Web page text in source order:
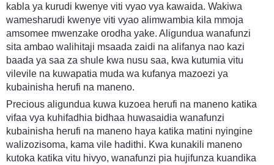
kabla ya kurudi kwenye viti vyao vya kawaida. Wakiwa
wamesharudi kwenye viti vyao alimwambia kila mmoja
amsomee mwenzake orodha yake. Aligundua wanafunzi
sita ambao walihitaji msaada zaidi na alifanya nao kazi
baada ya saa za shule kwa nusu saa, kwa kutumia vitu
vilevile na kuwapatia muda wa kufanya mazoezi ya
kubainisha herufi na maneno.
Precious aligundua kuwa kuzoea herufi na maneno katika
vifaa vya kuhifadhia bidhaa huwasaidia wanafunzi
kubainisha herufi na maneno haya katika matini nyingine
walizozisoma, kama vile hadithi. Kwa kunakili maneno
kutoka katika vitu hivyo, wanafunzi pia hujifunza kuandika